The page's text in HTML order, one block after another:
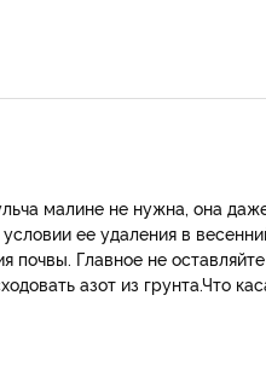
малине не нужна, она
ее удаления в
почвы. Главное не
азот из грунта.Что